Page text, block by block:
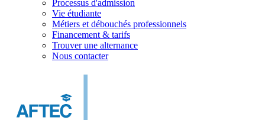
Processus d'admission
Vie étudiante
Métiers et débouchés professionnels
Financement & tarifs
Trouver une alternance
Nous contacter